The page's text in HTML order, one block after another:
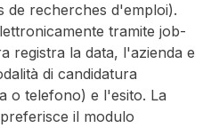
de recherches d'emploi).
tramite job-
registra la data, l'azienda e
di candidatura
o telefono) e l'esito. La
il modulo